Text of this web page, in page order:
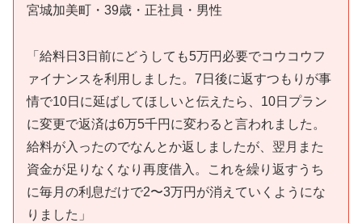
宮城加美町・39歳・正社員・男性
「給料日3日前にどうしても5万円必要でコウコウフ
ァイナンスを利用しました。7日後に返すつもりが事
情で10日に延ばしてほしいと伝えたら、10日プラン
に変更で返済は6万5千円に変わると言われました。
給料が入ったのでなんとか返しましたが、翌月また
資金が足りなくなり再度借入。これを繰り返すうち
に毎月の利息だけで2〜3万円が消えていくようにな
りました」